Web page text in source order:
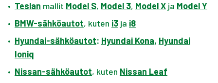
• Teslan mallit Model S, Model 3, Model X ja Model Y
• BMW-sähköautot, kuten i3 ja i8
• Hyundai-sähköautot: Hyundai Kona, Hyundai
Ioniq
• Nissan-sähköautot, kuten Nissan Leaf